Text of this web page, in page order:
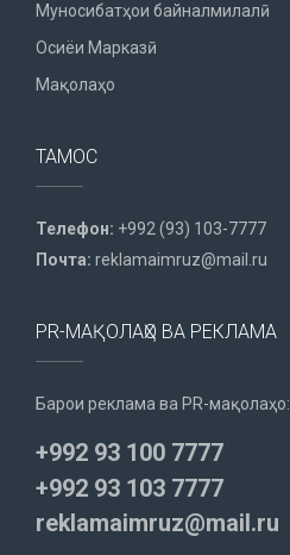
Муносибатҳои байналмилалӣ
Осиёи Марказӣ
Мақолаҳо
ТАМОС
Телефон: +992 (93) 103-7777
Почта: reklamaimruz@mail.ru
PR-МАҚОЛАҲО ВА РЕКЛАМА
Барои реклама ва PR-мақолаҳо:
+992 93 100 7777
+992 93 103 7777
reklamaimruz@mail.ru